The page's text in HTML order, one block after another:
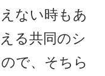
ない時もあ
る共同のシ
で、そちら